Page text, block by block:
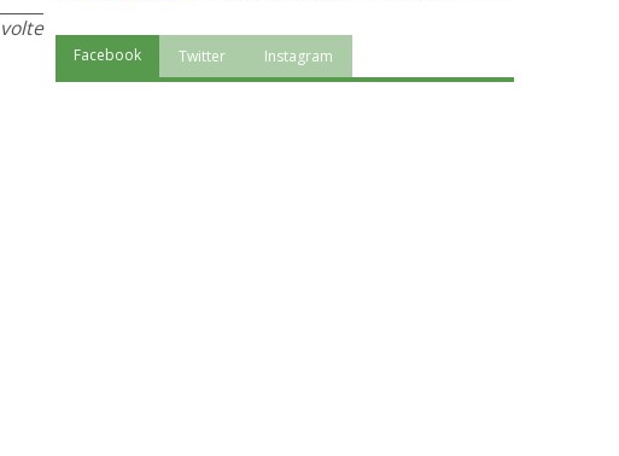
Ddl Lobby, Uisp: “Il Parlamento
Facebook Twitter Instagram